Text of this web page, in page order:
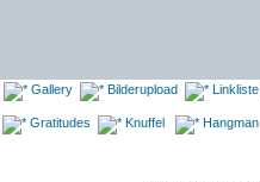
Gallery Bilderupload Linkliste
Gratitudes Knuffel Hangman